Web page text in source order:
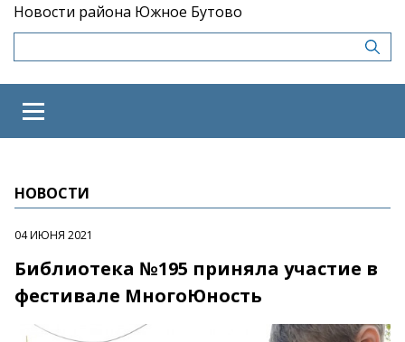
Новости района Южное Бутово
НОВОСТИ
04 ИЮНЯ 2021
Библиотека №195 приняла участие в
фестивале МногоЮность